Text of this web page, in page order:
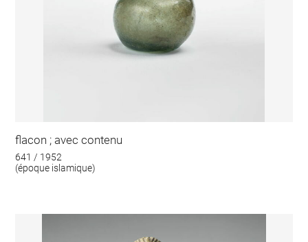
flacon ; avec contenu
641 / 1952
(époque islamique)